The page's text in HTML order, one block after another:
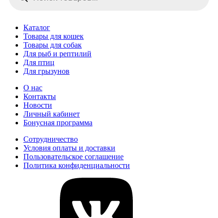
Каталог
Товары для кошек
Товары для собак
Для рыб и рептилий
Для птиц
Для грызунов
О нас
Контакты
Новости
Личный кабинет
Бонусная программа
Сотрудничество
Условия оплаты и доставки
Пользовательское соглашение
Политика конфиденциальности